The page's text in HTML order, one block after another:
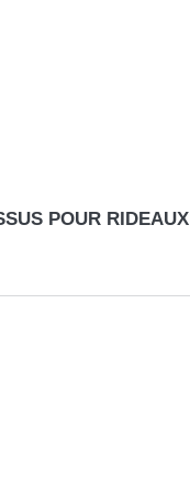
POUR RIDEAUX